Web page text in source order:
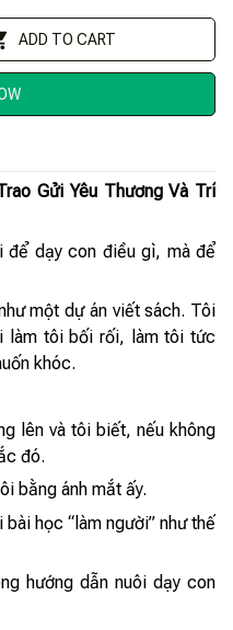
ADD TO CART
Gửi Yêu Thương Và Trí
để dạy con điều gì, mà để
một dự án viết sách. Tôi
làm tôi bối rối, làm tôi tức
khóc.
lên và tôi biết, nếu không
đó.
bằng ánh mắt ấy.
học “làm người” như thế
hướng dẫn nuôi dạy con